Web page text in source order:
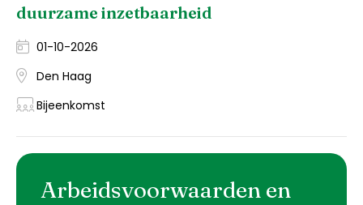
duurzame inzetbaarheid
01-10-2026
Den Haag
Bijeenkomst
Arbeidsvoorwaarden en